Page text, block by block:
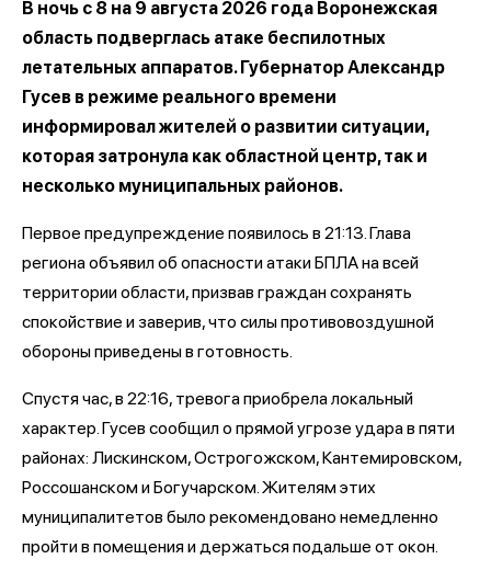
В ночь с 8 на 9 августа 2026 года Воронежская
область подверглась атаке беспилотных
летательных аппаратов. Губернатор Александр
Гусев в режиме реального времени
информировал жителей о развитии ситуации,
которая затронула как областной центр, так и
несколько муниципальных районов.
Первое предупреждение появилось в 21:13. Глава
региона объявил об опасности атаки БПЛА на всей
территории области, призвав граждан сохранять
спокойствие и заверив, что силы противовоздушной
обороны приведены в готовность.
Спустя час, в 22:16, тревога приобрела локальный
характер. Гусев сообщил о прямой угрозе удара в пяти
районах: Лискинском, Острогожском, Кантемировском,
Россошанском и Богучарском. Жителям этих
муниципалитетов было рекомендовано немедленно
пройти в помещения и держаться подальше от окон.